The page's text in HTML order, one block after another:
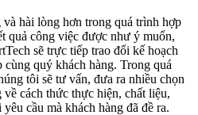
hài lòng hơn trong quá trình hợp
quả công việc được như ý muốn,
sẽ trực tiếp trao đổi kế hoạch
quý khách hàng. Trong quá
tôi sẽ tư vấn, đưa ra nhiều chọn
cách thức thực hiện, chất liệu,
cầu mà khách hàng đã đề ra.